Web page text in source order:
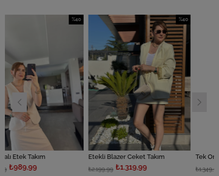
Etekli Blazer Ceket Takım
₺1.319,99
%40
%40İndirim
₺809,99